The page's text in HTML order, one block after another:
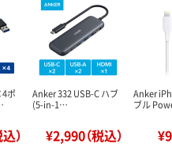
ポ
）
Anker 332 USB-C ハブ
(5-in-1…
¥2,990（税込）
Anker
ブル